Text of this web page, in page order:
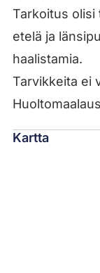
Tarkoitus olisi
etelä ja
haalistamia.
Tarvikkeita ei
Kartta